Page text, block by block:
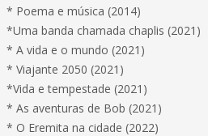
* Poema e música (2014)
*Uma banda chamada chaplis (2021)
* A vida e o mundo (2021)
* Viajante 2050 (2021)
*Vida e tempestade (2021)
* As aventuras de Bob (2021)
* O Eremita na cidade (2022)